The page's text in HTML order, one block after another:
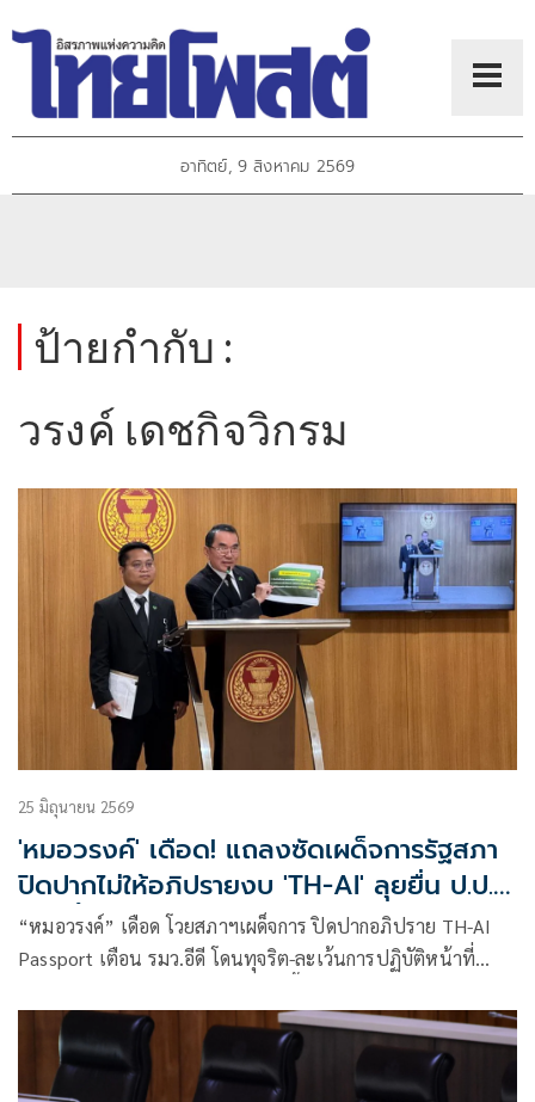
อาทิตย์, 9 สิงหาคม 2569
ป้ายกำกับ :
วรงค์ เดชกิจวิกรม
25 มิถุนายน 2569
'หมอวรงค์' เดือด! แถลงซัดเผด็จการรัฐสภา
ปิดปากไม่ให้อภิปรายงบ 'TH-AI' ลุยยื่น ป.ป.ช.
พรุ่งนี้
“หมอวรงค์” เดือด โวยสภาฯเผด็จการ ปิดปากอภิปราย TH-AI
Passport เตือน รมว.อีดี โดนทุจริต-ละเว้นการปฏิบัติหน้าที่